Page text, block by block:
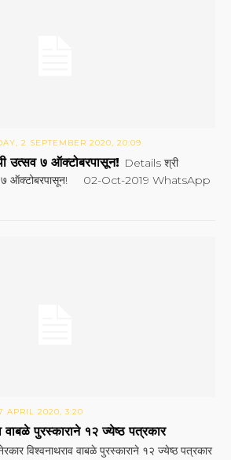
2 SEPTEMBER 2020, 20:09
उत्सव ७ ऑक्टोबरपासून! Details श्री
७ ऑक्टोबरपासून! 02-Oct-2019 WhatsApp
APRIL 2020, 3:20
वाबळे पुरस्काराने १२ ज्येष्ठ पत्रकार
विश्वनाथराव वाबळे पुरस्काराने १२ ज्येष्ठ पत्रकार